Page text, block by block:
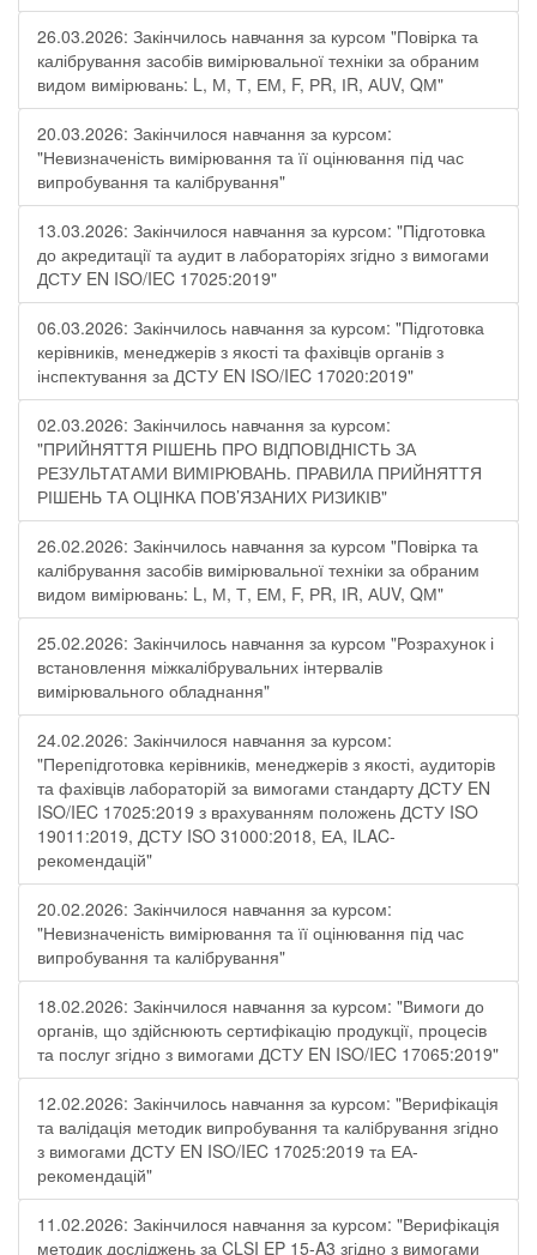
26.03.2026: Закінчилось навчання за курсом "Повірка та
калібрування засобів вимірювальної техніки за обраним
видом вимірювань: L, М, Т, ЕМ, F, РR, ІR, АUV, QМ"
20.03.2026: Закінчилося навчання за курсом:
"Невизначеність вимірювання та її оцінювання під час
випробування та калібрування"
13.03.2026: Закінчилося навчання за курсом: "Підготовка
до акредитації та аудит в лабораторіях згідно з вимогами
ДСТУ EN ISO/IEC 17025:2019"
06.03.2026: Закінчилось навчання за курсом: "Підготовка
керівників, менеджерів з якості та фахівців органів з
інспектування за ДСТУ EN ISO/IEC 17020:2019"
02.03.2026: Закінчилось навчання за курсом:
"ПРИЙНЯТТЯ РІШЕНЬ ПРО ВІДПОВІДНІСТЬ ЗА
РЕЗУЛЬТАТАМИ ВИМІРЮВАНЬ. ПРАВИЛА ПРИЙНЯТТЯ
РІШЕНЬ ТА ОЦІНКА ПОВ’ЯЗАНИХ РИЗИКІВ"
26.02.2026: Закінчилось навчання за курсом "Повірка та
калібрування засобів вимірювальної техніки за обраним
видом вимірювань: L, М, Т, ЕМ, F, РR, ІR, АUV, QМ"
25.02.2026: Закінчилось навчання за курсом "Розрахунок і
встановлення міжкалібрувальних інтервалів
вимірювального обладнання"
24.02.2026: Закінчилося навчання за курсом:
"Перепідготовка керівників, менеджерів з якості, аудиторів
та фахівців лабораторій за вимогами стандарту ДСТУ EN
ISO/IEC 17025:2019 з врахуванням положень ДСТУ ISO
19011:2019, ДСТУ ISO 31000:2018, ЕА, ILAC-
рекомендацій"
20.02.2026: Закінчилося навчання за курсом:
"Невизначеність вимірювання та її оцінювання під час
випробування та калібрування"
18.02.2026: Закінчилося навчання за курсом: "Вимоги до
органів, що здійснюють сертифікацію продукції, процесів
та послуг згідно з вимогами ДСТУ EN ISO/IEC 17065:2019"
12.02.2026: Закінчилось навчання за курсом: "Верифікація
та валідація методик випробування та калібрування згідно
з вимогами ДСТУ EN ISO/IEC 17025:2019 та ЕА-
рекомендацій"
11.02.2026: Закінчилося навчання за курсом: "Верифікація
методик досліджень за CLSI EP 15-A3 згідно з вимогами